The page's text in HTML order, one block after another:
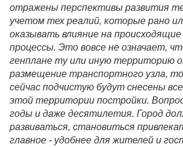
отражены перспективы развития
учетом тех реалий, которые рано
оказывать влияние на происходящие
процессы. Это вовсе не означает,
генплане ту или иную территорию
размещение транспортного узла,
сейчас подчистую будут снесены
этой территории постройки.
годы и даже десятилетия. Город
развиваться, становиться
главное - удобнее для жителей и